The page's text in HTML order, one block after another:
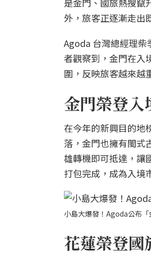
外，旅客正逐漸走出
Agoda 台灣總經理
者觀察到，金門在入
圍，反映旅客越來越
金門榮登
在今年的新興目的地
落，金門也擁有閩式
雄轉機即可抵達，讓
打包完成，成為入境
小島大爆發！Agoda公布
花蓮榮登國